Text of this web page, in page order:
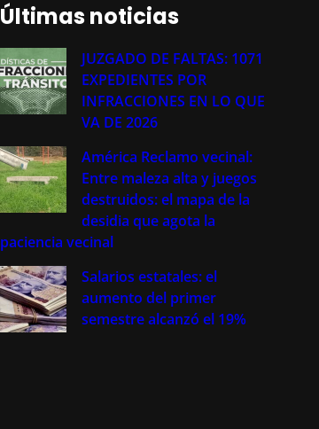
Últimas noticias
JUZGADO DE FALTAS: 1071
EXPEDIENTES POR
INFRACCIONES EN LO QUE
VA DE 2026
América Reclamo vecinal:
Entre maleza alta y juegos
destruidos: el mapa de la
desidia que agota la
paciencia vecinal
Salarios estatales: el
aumento del primer
semestre alcanzó el 19%